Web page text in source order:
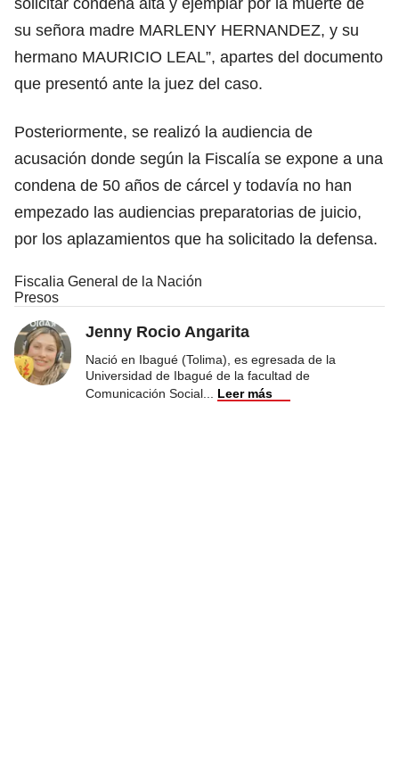
su señora madre MARLENY HERNANDEZ, y su
hermano MAURICIO LEAL”, apartes del documento
que presentó ante la juez del caso.
Posteriormente, se realizó la audiencia de
acusación donde según la Fiscalía se expone a una
condena de 50 años de cárcel y todavía no han
empezado las audiencias preparatorias de juicio,
por los aplazamientos que ha solicitado la defensa.
Fiscalia General de la Nación
Presos
Jenny Rocio Angarita
Nació en Ibagué (Tolima), es egresada de la
Universidad de Ibagué de la facultad de
Comunicación Social
Leer más